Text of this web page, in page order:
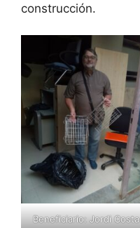
construcción.
Beneficiario: Jordi Costa